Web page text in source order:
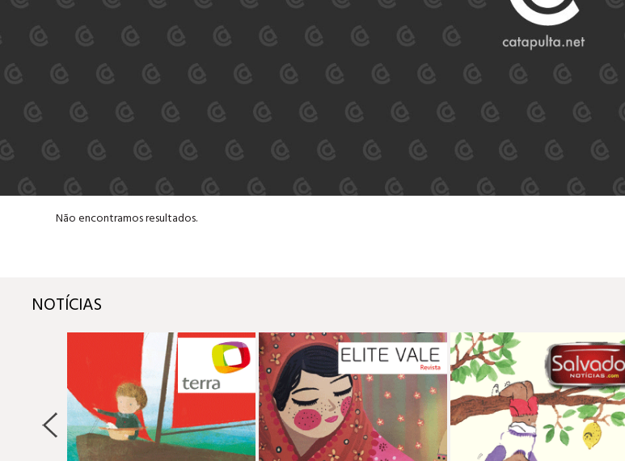
Não encontramos resultados.
NOTÍCIAS